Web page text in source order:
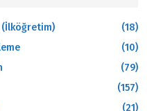
(İlköğretim)
(18)
(10)
(79)
(157)
(21)